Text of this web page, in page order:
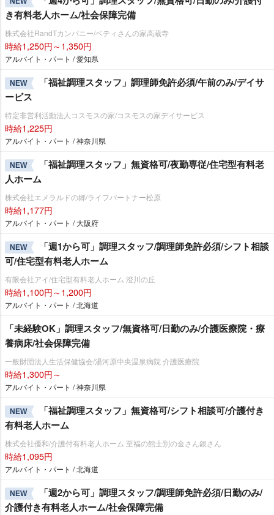
き有料老人ホーム/社会保障完備
株式会社RandTカンパニー/ベティさんの家高蔵寺
時給1,250円～1,350円
アルバイト・パート / 愛知県
NEW
「福祉調理スタッフ」調理師免許必須/午前のみ/デイサ
ービス
特定非営利活動法人コスモスの家/コスモスの家デイサービス
時給1,225円
アルバイト・パート / 神奈川県
NEW
「福祉調理スタッフ」無資格可/夜勤専従/住宅型有料老
人ホーム
株式会社エメラルドの郷/ライフパートナー松原
時給1,177円
アルバイト・パート / 大阪府
NEW
「週1から可」調理スタッフ/調理師免許必須/シフト相談
可/住宅型有料老人ホーム
有限会社アイ/住宅型有料老人ホーム 澄川の丘
時給1,100円～1,200円
アルバイト・パート / 北海道
「未経験OK」調理スタッフ/無資格可/日勤のみ/介護医療院・療
養病床/社会保障完備
一般財団法人生活保健協会/湯河原中央温泉病院 介護医療院
時給1,300円～
アルバイト・パート / 神奈川県
NEW
「福祉調理スタッフ」無資格可/シフト相談可/介護付き
有料老人ホーム
株式会社優和/介護付有料老人ホーム 至福の館士別の金さん銀さん
時給1,095円
アルバイト・パート / 北海道
NEW
「週2から可」調理スタッフ/調理師免許必須/日勤のみ/
介護付き有料老人ホーム/社会保障完備